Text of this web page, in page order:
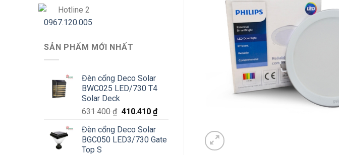
Hotline 2
0967.120.005
SẢN PHẨM MỚI NHẤT
Đèn cổng Deco Solar
BWC025 LED/730 T4
Solar Deck
631.400₫ Giá
là:
631.400 ₫.
410.410 ₫Giá
là:
Đèn cổng Deco Solar
BGC050 LED3/730 Gate
Top S